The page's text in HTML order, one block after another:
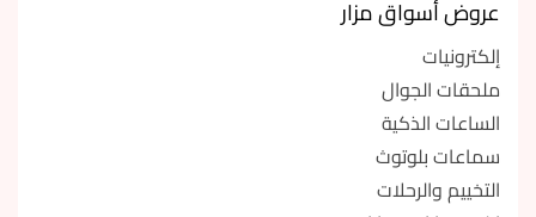
عروض أسواق مزار
إلكترونيات
ملحقات الجوال
الساعات الذكية
سماعات بلوتوث
التخييم والرحلات